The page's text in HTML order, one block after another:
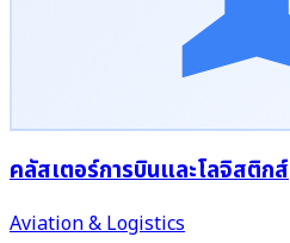
คลัสเตอร์การบินและโลจิสติกส์
Aviation & Logistics